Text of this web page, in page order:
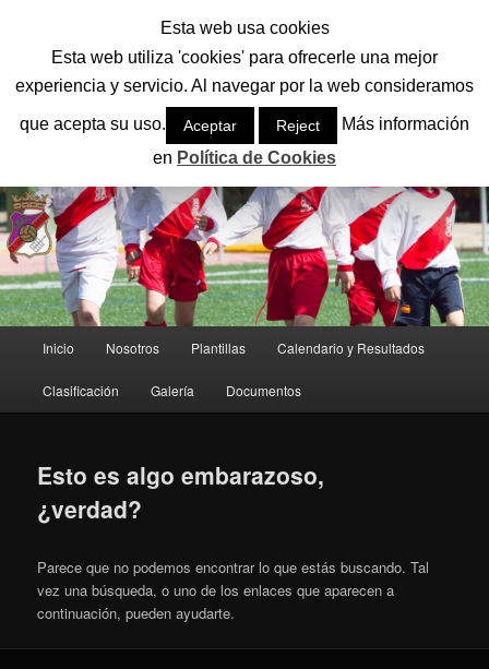
contenido
principal
contenido
secundario
CD SAN LORENZO
El mejor equipo del fútbol base de León
principal
Inicio Nosotros Plantillas Calendario y Resultados
Clasificación Galería Documentos
Esto es algo embarazoso,
¿verdad?
Parece que no podemos encontrar lo que estás buscando. Tal
vez una búsqueda, o uno de los enlaces que aparecen a
continuación, pueden ayudarte.
Esta web usa cookies
Esta web utiliza 'cookies' para ofrecerle una mejor
experiencia y servicio. Al navegar por la web consideramos
que acepta su uso. Aceptar Reject
Más información
en Política de Cookies